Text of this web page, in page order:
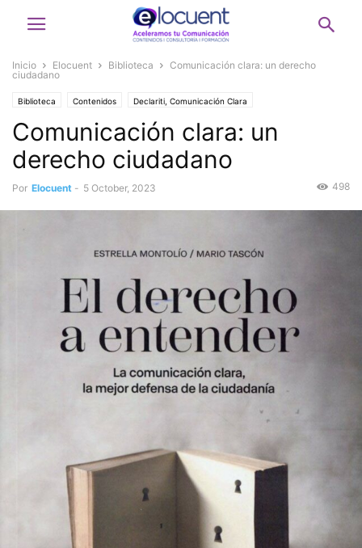
Inicio Elocuent Biblioteca
Comunicación clara: un derecho
ciudadano
Biblioteca Contenidos Declariti, Comunicación Clara
Comunicación clara: un
derecho ciudadano
Por Elocuent - 5 October, 2023 498